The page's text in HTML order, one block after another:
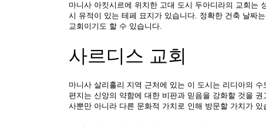
마니사 아킷시르에 위치한 고대 도시 두아디라의 교회는
시 유적이 있는 테페 묘지가 있습니다. 정확한 건축 날짜
교회이기도 할 수 있습니다.
사르디스 교회
마니사 살리흘리 지역 근처에 있는 이 도시는 리디아의
편지는 신앙의 약함에 대한 비판과 믿음을 강화할 것을
사뿐만 아니라 다른 문화적 가치로 인해 방문할 가치가 있